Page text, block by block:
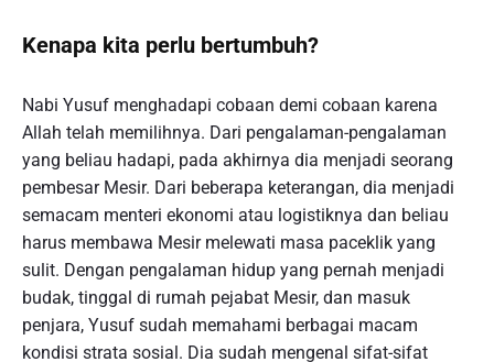
Kenapa kita perlu bertumbuh?
Nabi Yusuf menghadapi cobaan demi cobaan karena
Allah telah memilihnya. Dari pengalaman-pengalaman
yang beliau hadapi, pada akhirnya dia menjadi seorang
pembesar Mesir. Dari beberapa keterangan, dia menjadi
semacam menteri ekonomi atau logistiknya dan beliau
harus membawa Mesir melewati masa paceklik yang
sulit. Dengan pengalaman hidup yang pernah menjadi
budak, tinggal di rumah pejabat Mesir, dan masuk
penjara, Yusuf sudah memahami berbagai macam
kondisi strata sosial. Dia sudah mengenal sifat-sifat